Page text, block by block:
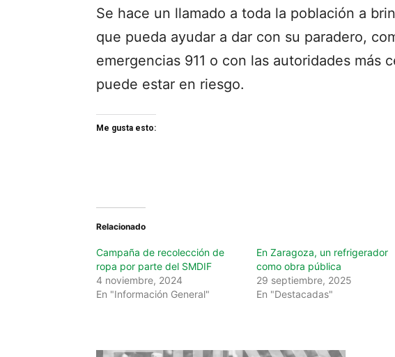
Se hace un llamado a toda la población a
que pueda ayudar a dar con su paradero,
emergencias 911 o con las autoridades más
puede estar en riesgo.
Me gusta esto:
Relacionado
Campaña de recolección de
ropa por parte del SMDIF
4 noviembre, 2024
En "Información General"
En Zaragoza, un refrigerador
como obra pública
29 septiembre, 2025
En "Destacadas"